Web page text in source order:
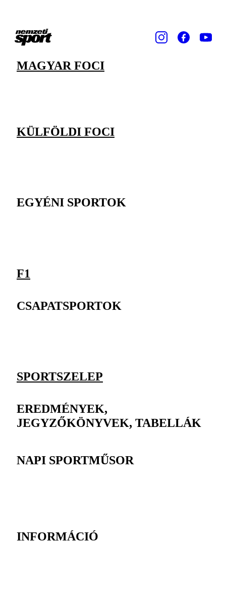
MAGYAR FOCI
KÜLFÖLDI FOCI
EGYÉNI SPORTOK
F1
CSAPATSPORTOK
SPORTSZELEP
EREDMÉNYEK,
JEGYZŐKÖNYVEK, TABELLÁK
NAPI SPORTMŰSOR
INFORMÁCIÓ